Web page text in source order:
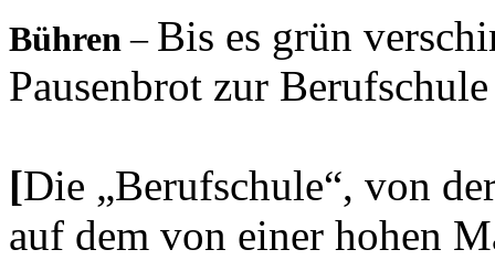
Bühren – Bis es grün
Pausenbrot zur
[Die „Berufschule“, von
auf dem von einer hohen